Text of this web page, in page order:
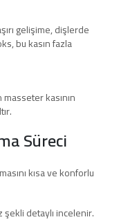
gelişime, dişlerde
bu kasın fazla
kasının
Süreci
kısa ve konforlu
şekli detaylı incelenir.